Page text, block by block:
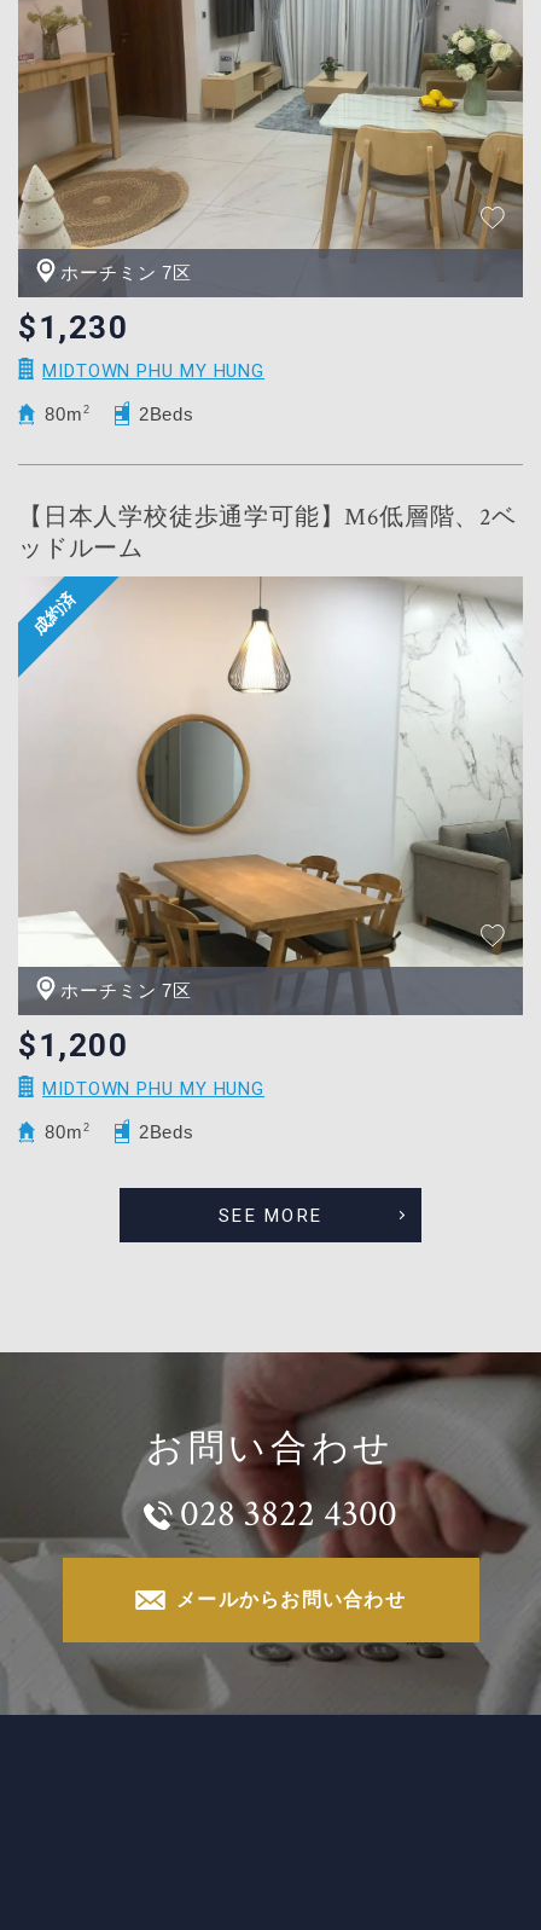
ホーチミン 7区
$1,230
MIDTOWN PHU MY HUNG
80m 2 2Beds
【日本人学校徒歩通学可能】M6低層階、2ベ
ッドルーム
ホーチミン 7区
$1,200
MIDTOWN PHU MY HUNG
80m 2 2Beds
SEE MORE
お問い合わせ
028 3822 4300
メールからお問い合わせ